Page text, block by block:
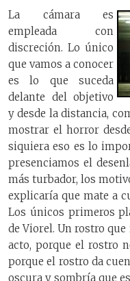
La cámara es
empleada con
discreción. Lo único
que vamos a conocer
es lo que suceda
delante del objetivo
y desde la distancia,
mostrar el horror
siquiera eso es lo
presenciamos el
más turbador, los
explicaría que mate a
Los únicos primeros
de Viorel. Un rostro
acto, porque el rostro
porque el rostro da
oscura y sombría que